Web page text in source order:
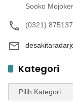
Sooko
(0321)
Kategori
Kategori